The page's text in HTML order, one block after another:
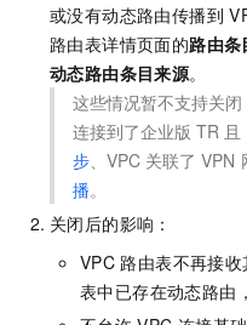
或没有动态路由传播到
路由表详情页面的路由条
动态路由条目来源。
这些情况暂不支持关闭
连接到了企业版 TR 且
步 、VPC 关联了 VPN
播。
关闭后的影响：
VPC 路由表不再接
表中已存在动态路由